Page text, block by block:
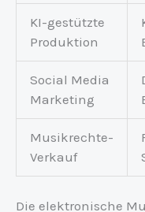
KI-gestützte
Produktion
Social Media
Marketing
Musikrechte-
Verkauf
Die elektronische